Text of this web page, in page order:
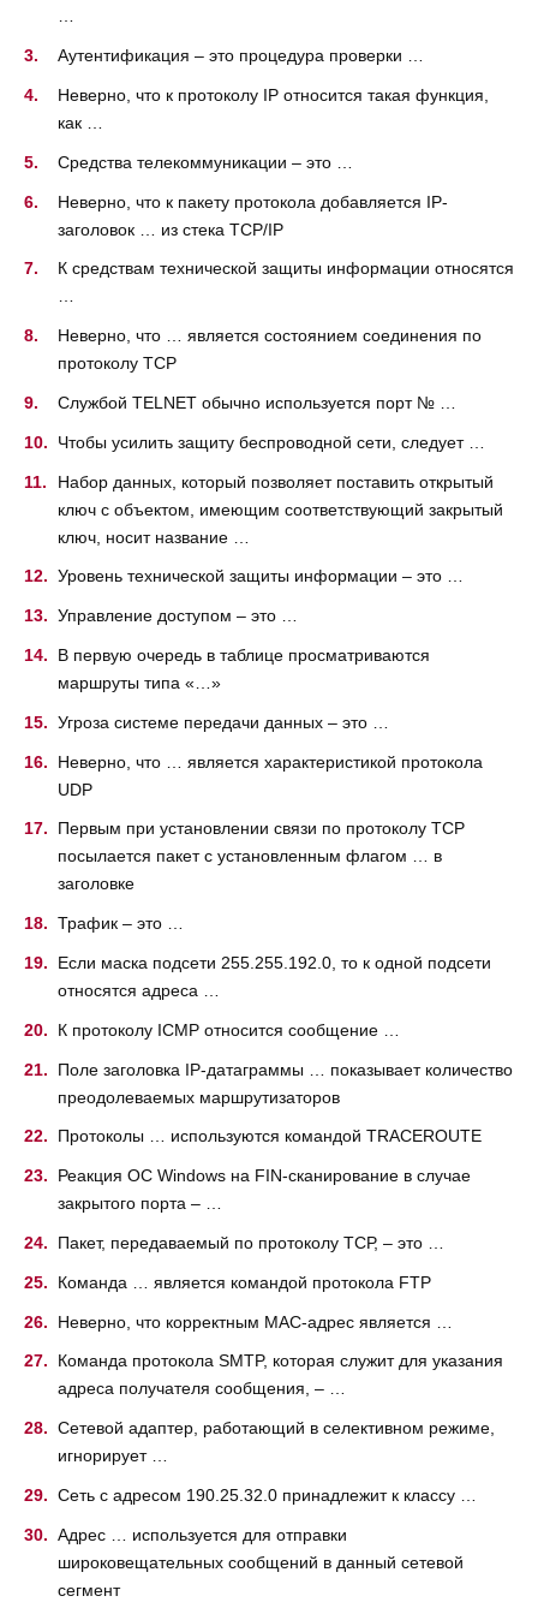
…
Аутентификация – это процедура проверки …
Неверно, что к протоколу IP относится такая функция,
как …
Средства телекоммуникации – это …
Неверно, что к пакету протокола добавляется IP-
заголовок … из стека ТСР/IP
К средствам технической защиты информации относятся
…
Неверно, что … является состоянием соединения по
протоколу ТСР
Службой TELNET обычно используется порт № …
Чтобы усилить защиту беспроводной сети, следует …
Набор данных, который позволяет поставить открытый
ключ с объектом, имеющим соответствующий закрытый
ключ, носит название …
Уровень технической защиты информации – это …
Управление доступом – это …
В первую очередь в таблице просматриваются
маршруты типа «…»
Угроза системе передачи данных – это …
Неверно, что … является характеристикой протокола
UDP
Первым при установлении связи по протоколу ТСР
посылается пакет с установленным флагом … в
заголовке
Трафик – это …
Если маска подсети 255.255.192.0, то к одной подсети
относятся адреса …
К протоколу ICMP относится сообщение …
Поле заголовка IP-датаграммы … показывает количество
преодолеваемых маршрутизаторов
Протоколы … используются командой TRACEROUTE
Реакция ОС Windows на FIN-сканирование в случае
закрытого порта – …
Пакет, передаваемый по протоколу ТСР, – это …
Команда … является командой протокола FTP
Неверно, что корректным МАС-адрес является …
Команда протокола SMTP, которая служит для указания
адреса получателя сообщения, – …
Сетевой адаптер, работающий в селективном режиме,
игнорирует …
Сеть с адресом 190.25.32.0 принадлежит к классу …
Адрес … используется для отправки
широковещательных сообщений в данный сетевой
сегмент